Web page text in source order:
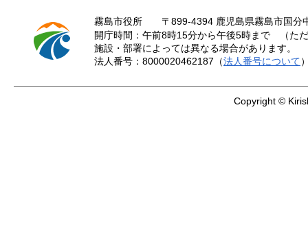
霧島市役所
〒899-4394 鹿児島県霧島市国
開庁時間：午前8時15分から午後5時まで （た
施設・部署によっては異なる場合があります。
法人番号：8000020462187（法人番号について
Copyright ©